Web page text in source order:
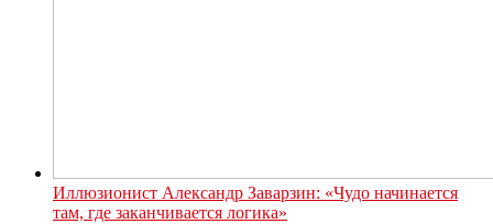
Иллюзионист Александр Заварзин: «Чудо начинается
там, где заканчивается логика»